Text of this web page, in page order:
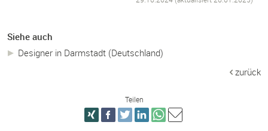
Siehe auch
Designer in Darmstadt (Deutschland)
zurück
Teilen